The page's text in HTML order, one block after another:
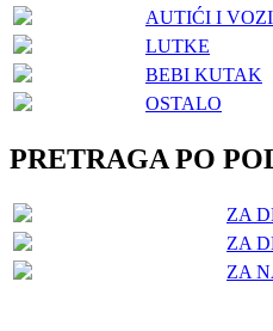
AUTIĆI I
LUTKE
BEBI KUTAK
OSTALO
PRETRAGA PO
ZA
ZA
ZA